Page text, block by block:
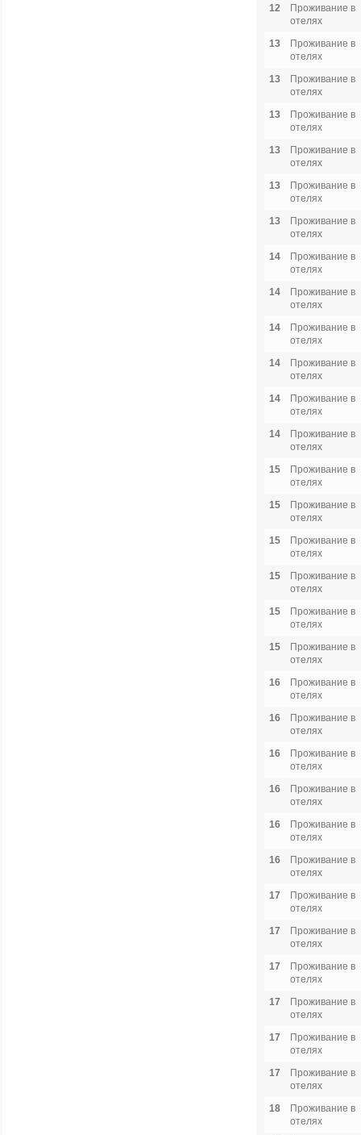
12
Проживание в
отелях
13
Проживание в
отелях
13
Проживание в
отелях
13
Проживание в
отелях
13
Проживание в
отелях
13
Проживание в
отелях
13
Проживание в
отелях
14
Проживание в
отелях
14
Проживание в
отелях
14
Проживание в
отелях
14
Проживание в
отелях
14
Проживание в
отелях
14
Проживание в
отелях
15
Проживание в
отелях
15
Проживание в
отелях
15
Проживание в
отелях
15
Проживание в
отелях
15
Проживание в
отелях
15
Проживание в
отелях
16
Проживание в
отелях
16
Проживание в
отелях
16
Проживание в
отелях
16
Проживание в
отелях
16
Проживание в
отелях
16
Проживание в
отелях
17
Проживание в
отелях
17
Проживание в
отелях
17
Проживание в
отелях
17
Проживание в
отелях
17
Проживание в
отелях
17
Проживание в
отелях
18
Проживание в
отелях